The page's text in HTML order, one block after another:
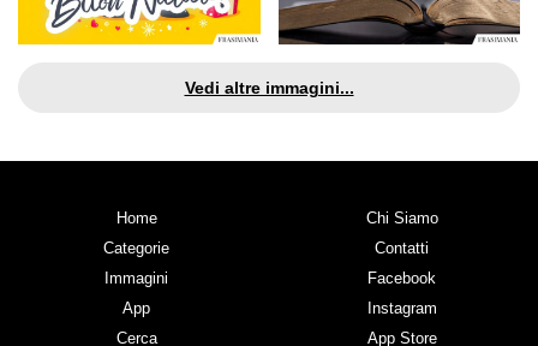
Vedi altre immagini...
Home
Categorie
Immagini
App
Cerca
Chi Siamo
Contatti
Facebook
Instagram
App Store